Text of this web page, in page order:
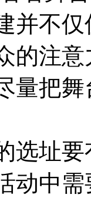
不仅
的注
量把
址要
动中